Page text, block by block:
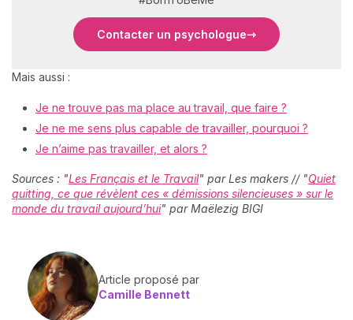
Contacter un psychologue
Mais aussi :
Je ne trouve pas ma place au travail, que faire ?
Je ne me sens plus capable de travailler, pourquoi ?
Je n’aime pas travailler, et alors ?
Sources : "Les Français et le Travail" par Les makers // "Quiet
quitting, ce que révèlent ces « démissions silencieuses » sur le
monde du travail aujourd’hui" par Maëlezig BIGI
Article proposé par
Camille Bennett